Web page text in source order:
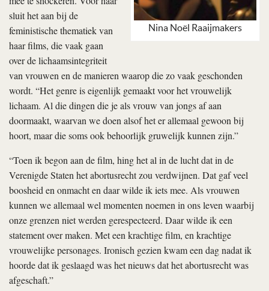
Nina Noël Raaijmakers
sluit het aan bij de
feministische thematiek van
haar films, die vaak gaan
over de lichaamsintegriteit
van vrouwen en de manieren waarop die zo vaak geschonden
wordt. “Het genre is eigenlijk gemaakt voor het vrouwelijk
lichaam. Al die dingen die je als vrouw van jongs af aan
doormaakt, waarvan we doen alsof het er allemaal gewoon bij
hoort, maar die soms ook behoorlijk gruwelijk kunnen zijn.”
“Toen ik begon aan de film, hing het al in de lucht dat in de
Verenigde Staten het abortusrecht zou verdwijnen. Dat gaf veel
boosheid en onmacht en daar wilde ik iets mee. Als vrouwen
kunnen we allemaal wel momenten noemen in ons leven waarbij
onze grenzen niet werden gerespecteerd. Daar wilde ik een
statement over maken. Met een krachtige film, en krachtige
vrouwelijke personages. Ironisch gezien kwam een dag nadat ik
hoorde dat ik geslaagd was het nieuws dat het abortusrecht was
afgeschaft.”